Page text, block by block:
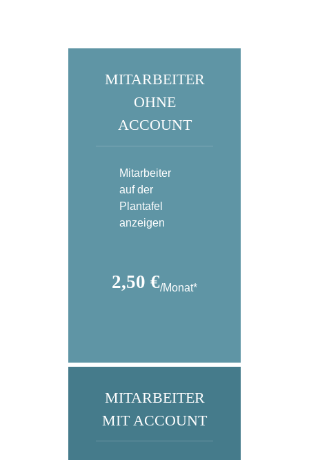
MITARBEITER
OHNE
ACCOUNT
Mitarbeiter
auf der
Plantafel
anzeigen
2,50 €/Monat*
MITARBEITER
MIT ACCOUNT